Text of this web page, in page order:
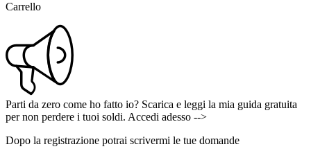
Carrello
Parti da zero come ho fatto io? Scarica e leggi la mia guida gratuita
per non perdere i tuoi soldi. Accedi adesso -->
Dopo la registrazione potrai scrivermi le tue domande